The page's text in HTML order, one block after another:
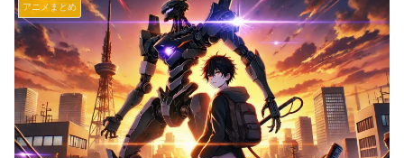
アニメまとめ